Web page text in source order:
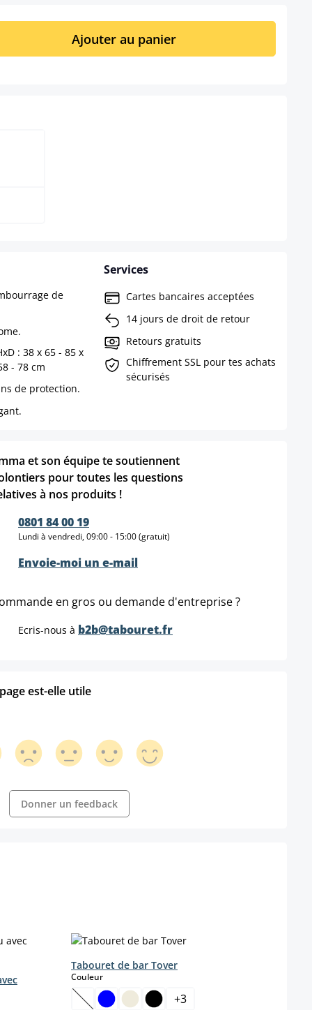
: Entrez la quantité souhaitée ou
Ajouter au panier
de
: 38 x 65 - 85 x
- 78 cm
de protection.
Services
Cartes bancaires acceptées
14 jours de droit de retour
Retours gratuits
Chiffrement SSL pour tes achats
sécurisés
et son équipe te soutiennent
pour toutes les questions
à nos produits !
0801 84 00 19
Lundi à vendredi, 09:00 - 15:00 (gratuit)
Envoie-moi un e-mail
en gros ou demande d'entreprise ?
Ecris-nous à b2b@tabouret.fr
est-elle utile
Donner un feedback
Tabouret de bar Tover
Couleurselect
(Cette option n'est pas disponible pour le
+3